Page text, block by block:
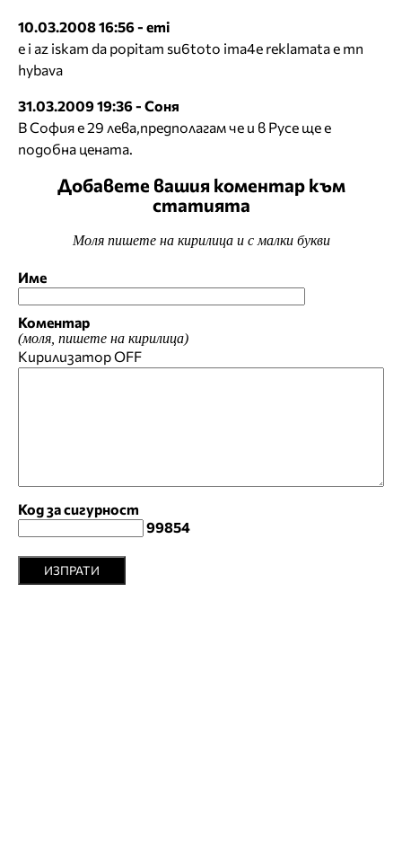
10.03.2008 16:56 - emi
e i az iskam da popitam su6toto ima4e reklamata e mn
hybava
31.03.2009 19:36 - Соня
В София е 29 лева,предполагам че и в Русе ще е
подобна цената.
Добавете вашия коментар към
статията
Моля пишете на кирилица и с малки букви
Име
Коментар
(моля, пишете на кирилица)
КирилизаторOFF
Код за сигурност
99854
ИЗПРАТИ